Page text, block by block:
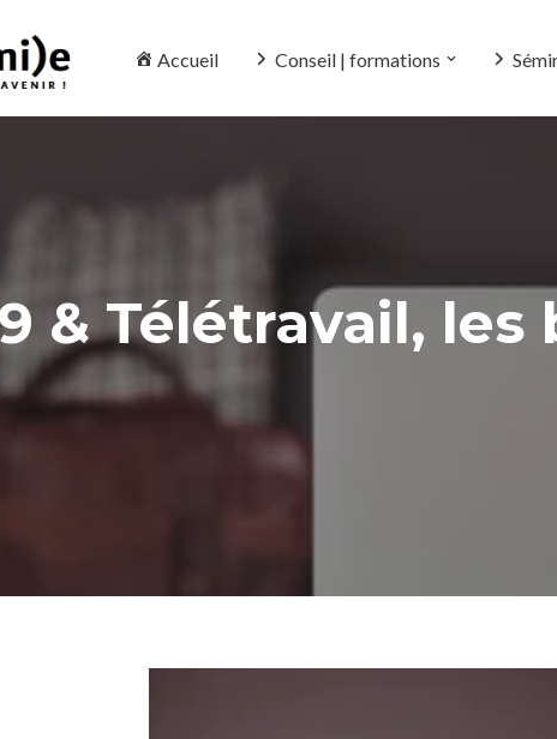
Accueil Conseil | formations
& Télétravail,